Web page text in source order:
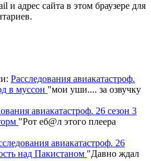
и адрес сайта в этом браузере для
Расследования авиакатастроф.
в муссон "мои уши.... за озвучку
авиакатастроф. 26 сезон 3
"Рот еб@л этого плеера
авиакатастроф. 26
над Пакистаном "Давно ждал